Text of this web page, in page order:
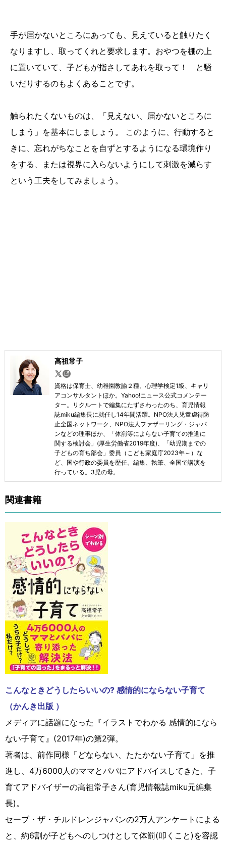
手が届かないところにあっても、見えていると触りたく
なりますし、取ってくれと要求します。おやつを棚の上
に置いていて、子どもが指さしてあれを取って！ と騒
いだりするのもよくあることです。
触られたくないものは、「見えない、届かないところに
しまう」を基本にしましょう。 このように、行動すると
きに、忘れがちなことを自ずとするようになる環境作り
をする、または視界に入らないようにして刺激を減らす
という工夫をしてみましょう。
高祖常子
資格は保育士、幼稚園教諭２種、心理学検定1級、キャリ
アコンサルタントほか。Yahoo!ニュース公式コメンテー
ター。リクルートで編集にたずさわったのち、育児情報
誌miku編集長に就任し14年間活躍。NPO法人児童虐待防
止全国ネットワーク、NPO法人ファザーリング・ジャパ
ンなどの理事ほか、「体罰等によらない子育ての推進に
関する検討会」(厚生労働省2019年度)、「幼児期までの
子どもの育ち部会」委員（こども家庭庁2023年～）な
ど、国や行政の委員を歴任。編集、執筆、全国で講演を
行っている。3児の母。
関連書籍
こんなときどうしたらいいの? 感情的にならない子育て
（かんき出版 ）
メディアに話題になった『イラストでわかる 感情的になら
ない子育て』(2017年)の第2弾。
著者は、前作同様「どならない、たたかない子育て」を推
進し、4万6000人のママとパパにアドバイスしてきた、子
育てアドバイザーの高祖常子さん(育児情報誌miku元編集
長)。
セーブ・ザ・チルドレンジャパンの2万人アンケートによる
と、約6割が子どもへのしつけとして体罰(叩くこと)を容認